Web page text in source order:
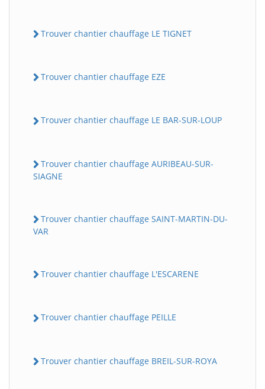
Trouver chantier chauffage LE TIGNET
Trouver chantier chauffage EZE
Trouver chantier chauffage LE BAR-SUR-LOUP
Trouver chantier chauffage AURIBEAU-SUR-
SIAGNE
Trouver chantier chauffage SAINT-MARTIN-DU-
VAR
Trouver chantier chauffage L'ESCARENE
Trouver chantier chauffage PEILLE
Trouver chantier chauffage BREIL-SUR-ROYA